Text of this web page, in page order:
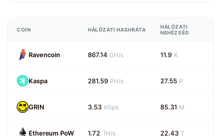
COIN HÁLÓZATI HASHRÁTA
HÁLÓZATI
NEHÉZSÉG
Ravencoin 867.14 GH/s 11.9 K
Kaspa 281.59 PH/s 27.55 P
GRIN 3.53 KGps 85.31 M
Ethereum PoW 1.72 TH/s 22.43 T